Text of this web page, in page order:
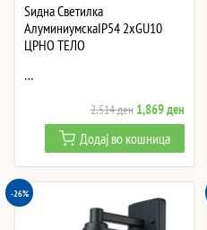
Ѕидна Светилка
АлуминиумскаIP54 2xGU10
ЦРНО ТЕЛО
…
2,514ден Original
price
was:
2,514 ден.
1,869ден
price
is:
Додај во кошница
-26%